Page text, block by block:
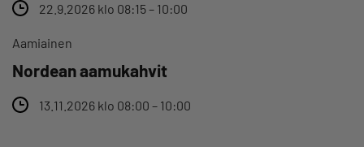
22.9.2026 klo 08:15 – 10:00
Aamiainen
Nordean aamukahvit
13.11.2026 klo 08:00 – 10:00